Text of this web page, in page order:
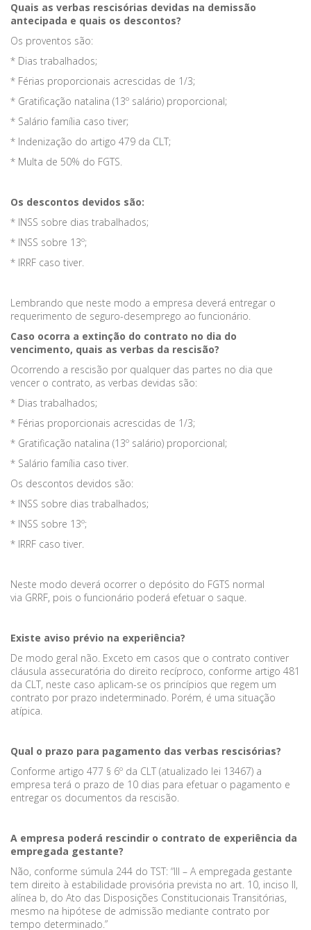
Quais as verbas rescisórias devidas na demissão
antecipada e quais os descontos?
Os proventos são:
* Dias trabalhados;
* Férias proporcionais acrescidas de 1/3;
* Gratificação natalina (13º salário) proporcional;
* Salário família caso tiver;
* Indenização do artigo 479 da CLT;
* Multa de 50% do FGTS.
Os descontos devidos são:
* INSS sobre dias trabalhados;
* INSS sobre 13º;
* IRRF caso tiver.
Lembrando que neste modo a empresa deverá entregar o
requerimento de seguro-desemprego ao funcionário.
Caso ocorra a extinção do contrato no dia do
vencimento, quais as verbas da rescisão?
Ocorrendo a rescisão por qualquer das partes no dia que
vencer o contrato, as verbas devidas são:
* Dias trabalhados;
* Férias proporcionais acrescidas de 1/3;
* Gratificação natalina (13º salário) proporcional;
* Salário família caso tiver.
Os descontos devidos são:
* INSS sobre dias trabalhados;
* INSS sobre 13º;
* IRRF caso tiver.
Neste modo deverá ocorrer o depósito do FGTS normal
via GRRF, pois o funcionário poderá efetuar o saque.
Existe aviso prévio na experiência?
De modo geral não. Exceto em casos que o contrato contiver
cláusula assecuratória do direito recíproco, conforme artigo 481
da CLT, neste caso aplicam-se os princípios que regem um
contrato por prazo indeterminado. Porém, é uma situação
atípica.
Qual o prazo para pagamento das verbas rescisórias?
Conforme artigo 477 § 6º da CLT (atualizado lei 13467) a
empresa terá o prazo de 10 dias para efetuar o pagamento e
entregar os documentos da rescisão.
A empresa poderá rescindir o contrato de experiência da
empregada gestante?
Não, conforme súmula 244 do TST: “III – A empregada gestante
tem direito à estabilidade provisória prevista no art. 10, inciso II,
alínea b, do Ato das Disposições Constitucionais Transitórias,
mesmo na hipótese de admissão mediante contrato por
tempo determinado.”